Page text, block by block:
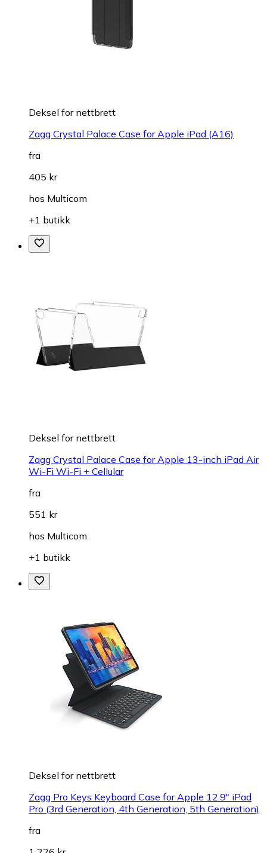
Deksel for nettbrett
Zagg Crystal Palace Case for Apple iPad (A16)
fra
405 kr
hos Multicom
+1 butikk
Deksel for nettbrett
Zagg Crystal Palace Case for Apple 13-inch iPad Air
Wi-Fi Wi-Fi + Cellular
fra
551 kr
hos Multicom
+1 butikk
Deksel for nettbrett
Zagg Pro Keys Keyboard Case for Apple 12.9" iPad
Pro (3rd Generation, 4th Generation, 5th Generation)
fra